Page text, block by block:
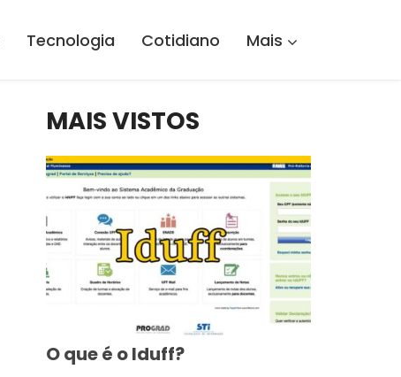
Tecnologia Cotidiano Mais
MAIS VISTOS
O que é o Iduff?